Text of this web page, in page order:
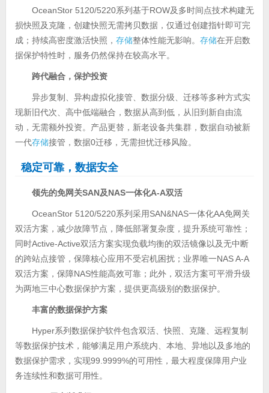
OceanStor 5120/5220系列基于ROW及多时间点技术构建无
损快照及克隆，创建快照无需拷贝数据，仅通过创建指针即可完
成；持续高密度激活快照， 存储整体性能无影响。 存储在开启数
据保护特性时，服务仍然保持在较高水平。
跨代融合，保护投资
异步复制、异构虚拟化接管、数据分级、迁移等多种方式实
现新旧代次、高中低端融合，数据从高到低，从旧到新自由流
动，无需额外投资。产品更替，新老设备共集群，数据自动被新
一代存储接管，数据0迁移，无需担忧迁移风险。
稳定可靠，数据安全
领先的免网关SAN及NAS一体化A-A双活
OceanStor 5120/5220系列采用SAN&NAS一体化AA免网关
双活方案，减少故障节点，降低部署复杂度，提升系统可靠性；
同时Active-Active双活方案实现负载均衡的双活镜像以及无中断
的跨站点接管，保障核心应用不受宕机困扰；业界唯一NAS A-A
双活方案，保障NAS性能高效可靠；此外，双活方案可平滑升级
为两地三中心数据保护方案，提供更高级别的数据保护。
丰富的数据保护方案
Hyper系列数据保护软件包含双活、快照、克隆、远程复制
等数据保护技术，能够满足用户系统内、本地、异地以及多地的
数据保护需求，实现99.9999%的可用性，最大程度保障用户业
务连续性和数据可用性。